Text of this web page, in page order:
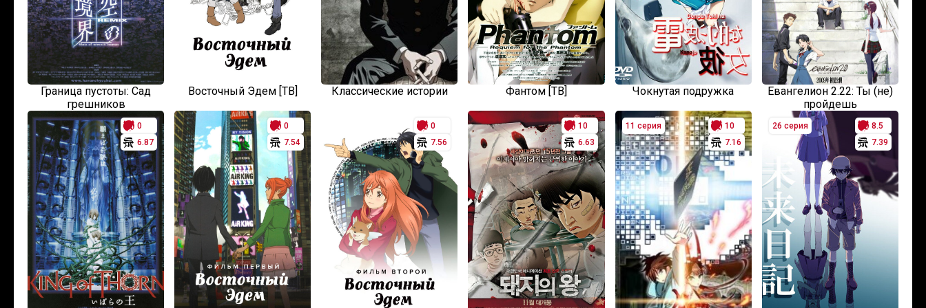
Граница пустоты: Сад
грешников
Восточный Эдем [ТВ] Классические истории Фантом [ТВ] Чокнутая подружка
Евангелион 2.22: Ты (не)
пройдешь
0
6.87
0
7.54
0
7.56
10
6.63
11 серия
10
7.16
26 серия
8.5
7.39